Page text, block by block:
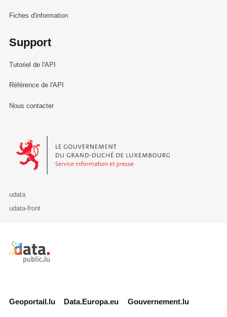
Fiches d'information
Support
Tutoriel de l'API
Référence de l'API
Nous contacter
Le Gouvernement du Grand-Duché de Luxembourg - Service
udata
udata-front
Retour à l'accueil de data.public.lu
Geoportail.lu Data.Europa.eu Gouvernement.lu